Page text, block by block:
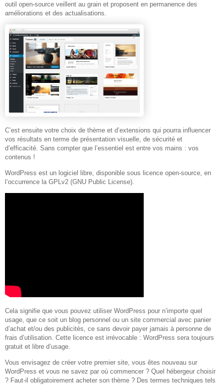
outil open-source veillent au grain et proposent en permanence des
améliorations et des actualisations.
C’est ensuite votre choix de thème et d’extensions qui pourra influencer
vos résultats en terme de présentation visuelle, de sécurité et
d’efficacité. Sans compter que l’essentiel est entre vos mains : vos
contenus !
WordPress est un logiciel libre, disponible sous licence open-source, en
l’occurrence la GPLv2 (GNU Public License).
Cela signifie que vous pouvez utiliser WordPress pour n’importe quel
usage, que ce soit un blog personnel ou un site commercial avec panier
d’achat et/ou des publicités, ce sans devoir payer jamais à personne de
frais d’utilisation. Cette licence est irrévocable : WordPress sera toujours
gratuit et libre d’usage.
Vous envisagez de créer votre premier site, vous êtes nouveau sur
WordPress et vous ne savez par où commencer ? Quel hébergeur choisir
? Faut-il obligatoirement acheter son thème ? Des termes techniques tels